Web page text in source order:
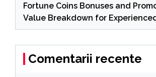
Fortune Coins Bonuses and
Value Breakdown for
Comentarii recente